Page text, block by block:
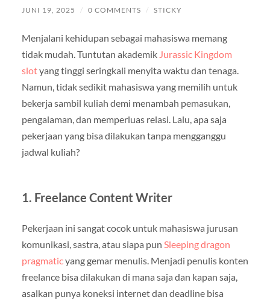
JUNI 19, 2025 / 0 COMMENTS / STICKY
Menjalani kehidupan sebagai mahasiswa memang
tidak mudah. Tuntutan akademik Jurassic Kingdom
slotyang tinggi seringkali menyita waktu dan tenaga.
Namun, tidak sedikit mahasiswa yang memilih untuk
bekerja sambil kuliah demi menambah pemasukan,
pengalaman, dan memperluas relasi. Lalu, apa saja
pekerjaan yang bisa dilakukan tanpa mengganggu
jadwal kuliah?
1. Freelance Content Writer
Pekerjaan ini sangat cocok untuk mahasiswa jurusan
komunikasi, sastra, atau siapa pun Sleeping dragon
pragmaticyang gemar menulis. Menjadi penulis konten
freelance bisa dilakukan di mana saja dan kapan saja,
asalkan punya koneksi internet dan deadline bisa